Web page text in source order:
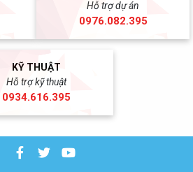
Hỗ trợ dự án
0976.082.395
KỸ THUẬT
Hỗ trợ kỹ thuật
0934.616.395